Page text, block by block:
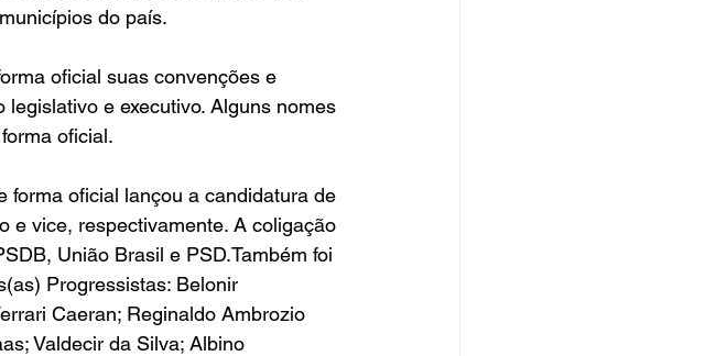
do país.
oficial suas convenções e
e executivo. Alguns nomes
oficial.
forma oficial lançou a candidatura de
e vice, respectivamente. A coligação
União Brasil e PSD.Também foi
Progressistas: Belonir
Caeran; Reginaldo Ambrozio
Valdecir da Silva; Albino